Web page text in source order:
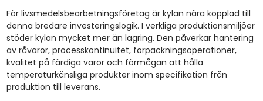
För livsmedelsbearbetningsföretag är kylan nära kopplad till
denna bredare investeringslogik. I verkliga produktionsmiljöer
stöder kylan mycket mer än lagring. Den påverkar hantering
av råvaror, processkontinuitet, förpackningsoperationer,
kvalitet på färdiga varor och förmågan att hålla
temperaturkänsliga produkter inom specifikation från
produktion till leverans.